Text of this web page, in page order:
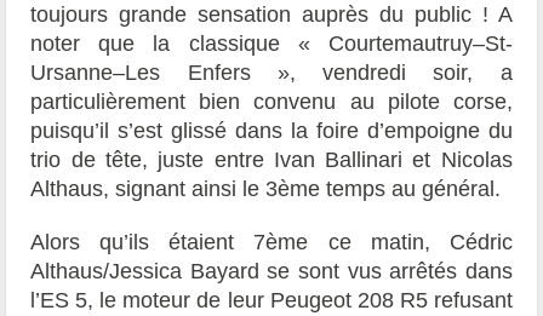
toujours grande sensation auprès du public ! A
noter que la classique « Courtemautruy–St-
Ursanne–Les Enfers », vendredi soir, a
particulièrement bien convenu au pilote corse,
puisqu’il s’est glissé dans la foire d’empoigne du
trio de tête, juste entre Ivan Ballinari et Nicolas
Althaus, signant ainsi le 3ème temps au général.
Alors qu’ils étaient 7ème ce matin, Cédric
Althaus/Jessica Bayard se sont vus arrêtés dans
l’ES 5, le moteur de leur Peugeot 208 R5 refusant